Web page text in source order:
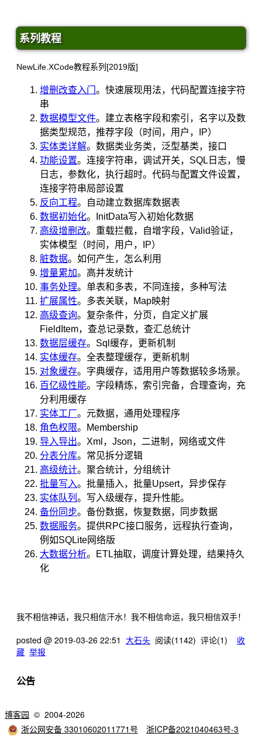
系列教程
NewLife.XCode教程系列[2019版]
增删改查入门 。快速展现用法，代码配置连接字符
串
数据模型文件。建立表格字段和索引，名字以及数
据类型规范，推荐字段（时间，用户，IP）
实体类详解。数据类业务类，泛型基类，接口
功能设置。连接字符串，调试开关，SQL日志，慢
日志，参数化，执行超时。代码与配置文件设置，
连接字符串局部设置
反向工程。自动建立数据库数据表
数据初始化。InitData写入初始化数据
高级增删改。重载拦截，自增字段，Valid验证，
实体模型（时间，用户，IP）
脏数据。如何产生，怎么利用
增量累加。高并发统计
事务处理。单表和多表，不同连接，多种写法
扩展属性。多表关联，Map映射
高级查询。复杂条件，分页，自定义扩展
FieldItem，查总记录数，查汇总统计
数据层缓存。Sql缓存，更新机制
实体缓存。全表整理缓存，更新机制
对象缓存。字典缓存，适用用户等数据较多场景。
百亿级性能。字段精炼，索引完备，合理查询，充
分利用缓存
实体工厂。元数据，通用处理程序
角色权限。Membership
导入导出。Xml，Json，二进制，网络或文件
分表分库。常见拆分逻辑
高级统计。聚合统计，分组统计
批量写入。批量插入，批量Upsert，异步保存
实体队列 。写入级缓存，提升性能。
备份同步。备份数据，恢复数据，同步数据
数据服务。提供RPC接口服务，远程执行查询，
例如SQLite网络版
大数据分析。ETL抽取，调度计算处理，结果持久
化
我不相信神话，我只相信汗水！我不相信命运，我只相信双手！
posted @ 2019-03-26 22:51 大石头 阅读(1142) 评论(1) 收
藏 举报
公告
博客园 © 2004-2026
浙公网安备 33010602011771号
浙ICP备2021040463号-3